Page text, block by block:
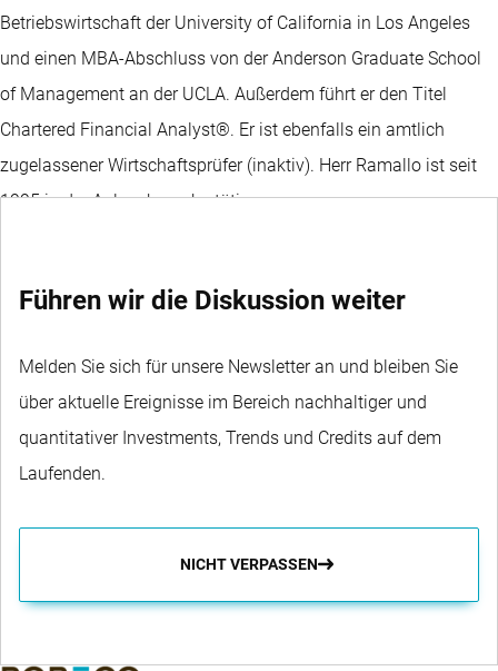
Betriebswirtschaft der University of California in Los Angeles
und einen MBA-Abschluss von der Anderson Graduate School
of Management an der UCLA. Außerdem führt er den Titel
Chartered Financial Analyst®. Er ist ebenfalls ein amtlich
zugelassener Wirtschaftsprüfer (inaktiv). Herr Ramallo ist seit
1995 in der Anlagebranche tätig.
Führen wir die Diskussion weiter
Melden Sie sich für unsere Newsletter an und bleiben Sie
über aktuelle Ereignisse im Bereich nachhaltiger und
quantitativer Investments, Trends und Credits auf dem
Laufenden.
NICHT VERPASSEN